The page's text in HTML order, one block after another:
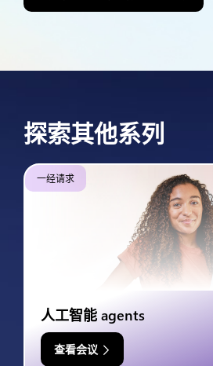
探索其他系列
一经请求
人工智能 agents
查看会议